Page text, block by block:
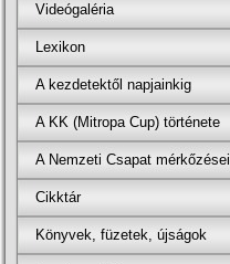
Videógaléria
Lexikon
A kezdetektől napjainkig
A KK (Mitropa Cup) története
A Nemzeti Csapat mérkőzései
Cikktár
Könyvek, füzetek, újságok